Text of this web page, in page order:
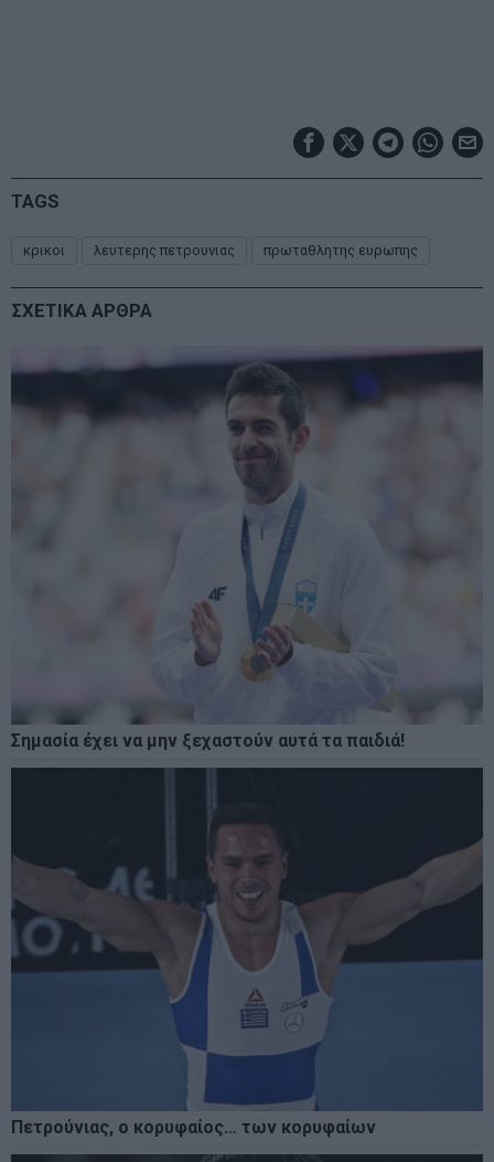
TAGS
κρικοι λευτερης πετρουνιας πρωταθλητης ευρωπης
ΣΧΕΤΙΚΑ ΑΡΘΡΑ
Σημασία έχει να μην ξεχαστούν αυτά τα παιδιά!
Πετρούνιας, ο κορυφαίος… των κορυφαίων